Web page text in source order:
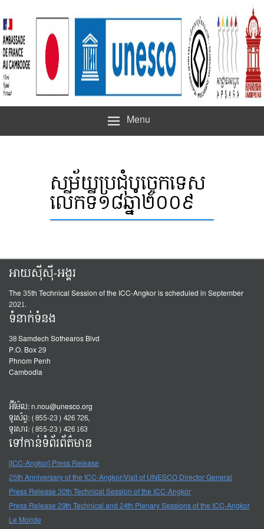
Menu
សម័យប្រជុំបច្ចេកទេស
លើកទី១៨ឆ្នាំ២០០៩
អាយស៊ីស៊ី-អង្គរ
The 35th Technical Session of the ICC-Angkor is scheduled in September
2021.
ទំនាក់ទំនង
38 Samdech Sothearos Blvd
P.O. Box 29
Phnom Penh
Cambodia
អ៊ីម៉ែល:n.nou@unesco.org
ទូរស័ព្ទ: (855-23) 426 726,
ទូរសារ: (855-23) 426 163
ទៅកាន់ទំព័រព័ត៌មាន
[ICC-Angkor] Press Release
25th Anniversary of the ICC-Angkor/Visit of UNESCO Director General
Press Release 30th Technical Session of the ICC-Angkor
Press Release 29th Technical and 24th Plenary Sessions of the ICC-Angkor
Le Monde